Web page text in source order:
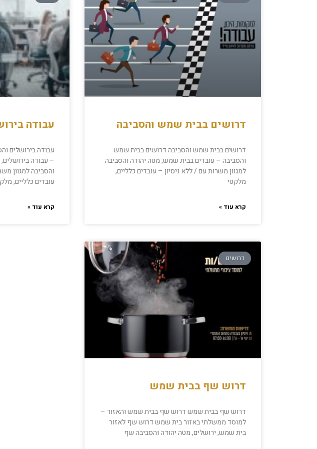
דרושים בבית שמש והסביבה
דרושים בבית שמש והסביבה דרושים בבית שמש
והסביבה – עובדים בבית שמש, מטה יהודה והסביבה
למגוון משרות עם / ללא ניסיון – עובדים כלליים,
מלקטי
קרא עוד »
עבודה
עבודה בירושלים
– עבודה
והסביבה למגוון
עובדים כלליים,
קרא עוד »
דרושים
דרוש שף בבית שמש
דרוש שף בבית שמש דרוש שף בבית שמש והאזור –
למוסד ממשלתי באזור בית שמש דרוש שף לאזור
בית שמש, ירושלים, מטה יהודה והסביבה שף